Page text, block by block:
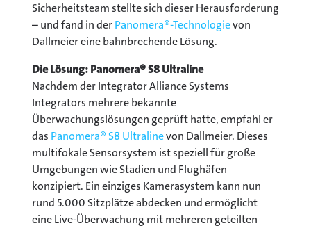
Sicherheitsteam stellte sich dieser Herausforderung
– und fand in derPanomera®-Technologievon
Dallmeier eine bahnbrechende Lösung.
Die Lösung: Panomera® S8 Ultraline
Nachdem der Integrator Alliance Systems
Integrators mehrere bekannte
Überwachungslösungen geprüft hatte, empfahl er
das Panomera® S8 Ultralinevon Dallmeier. Dieses
multifokale Sensorsystem ist speziell für große
Umgebungen wie Stadien und Flughäfen
konzipiert. Ein einziges Kamerasystem kann nun
rund 5.000 Sitzplätze abdecken und ermöglicht
eine Live-Überwachung mit mehreren geteilten